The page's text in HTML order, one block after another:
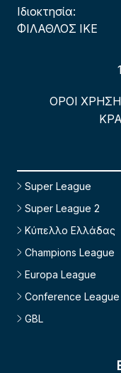
Ιδιοκτησία:
ΦΙΛΑΘΛΟΣ ΙΚΕ
ΟΡΟΙ
Super League
Super League 2
Κύπελλο Ελλάδας
Champions League
Europa League
Conference League
GBL